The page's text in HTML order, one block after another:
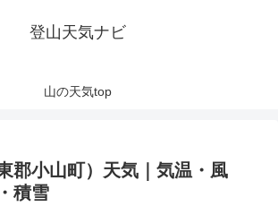
登山天気ナビ
山の天気top
郡小山町）天気｜気温・風
積雪